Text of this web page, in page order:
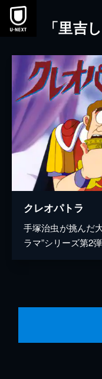
本文へスキップ
「里吉
クレオパトラ
手塚治虫が挑んだ
ラマ”シリーズ第2弾